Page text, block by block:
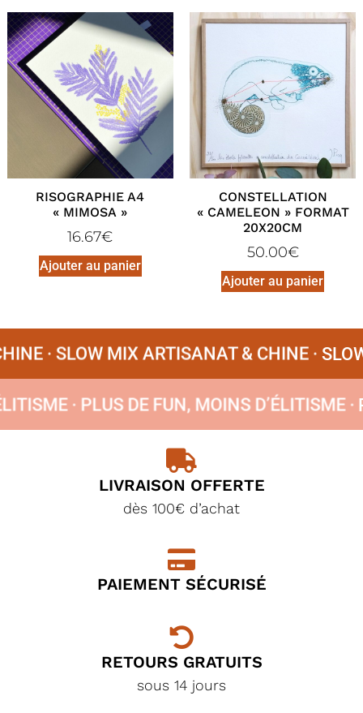
RISOGRAPHIE A4
« MIMOSA »
16.67€
Ajouter au panier
CONSTELLATION
« CAMELEON » FORMAT
20X20CM
50.00€
Ajouter au panier
·SLOW MIX ARTISANAT & CHINE ·SLOW
·PLUS DE FUN, MOINS
LIVRAISON OFFERTE
dès 100€ d’achat
PAIEMENT SÉCURISÉ
RETOURS GRATUITS
sous 14 jours